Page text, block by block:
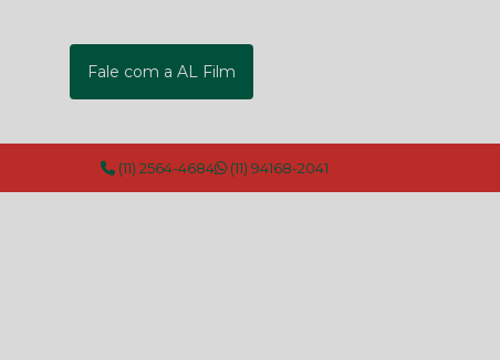
Fale com a AL Film
(11) 2564-4684 (11) 94168-2041